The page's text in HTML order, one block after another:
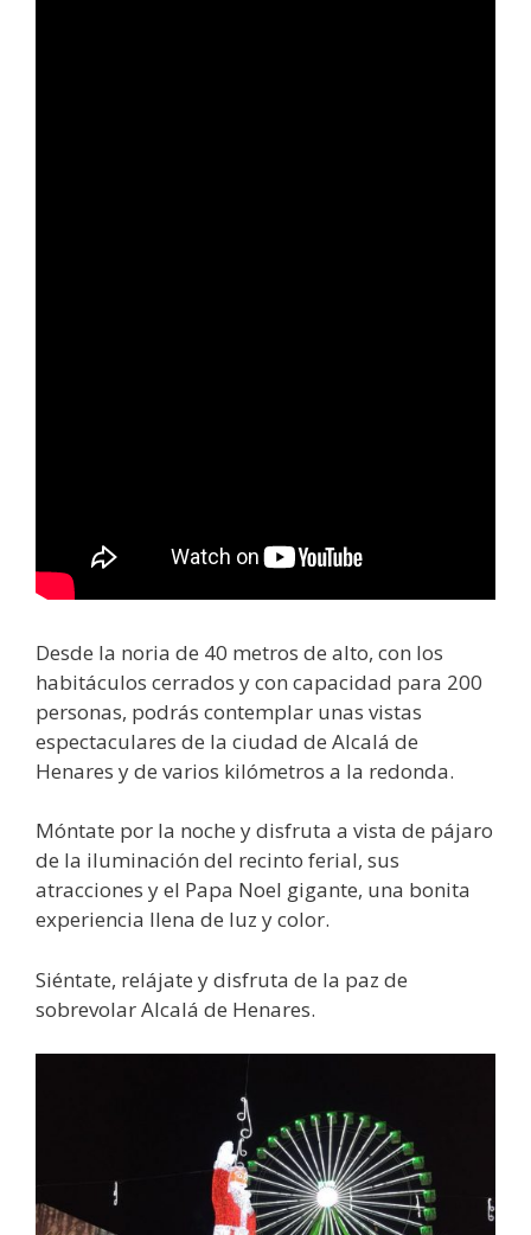
Desde la noria de 40 metros de alto, con los
habitáculos cerrados y con capacidad para 200
personas, podrás contemplar unas vistas
espectaculares de la ciudad de Alcalá de
Henares y de varios kilómetros a la redonda.
Móntate por la noche y disfruta a vista de pájaro
de la iluminación del recinto ferial, sus
atracciones y el Papa Noel gigante, una bonita
experiencia llena de luz y color.
Siéntate, relájate y disfruta de la paz de
sobrevolar Alcalá de Henares.